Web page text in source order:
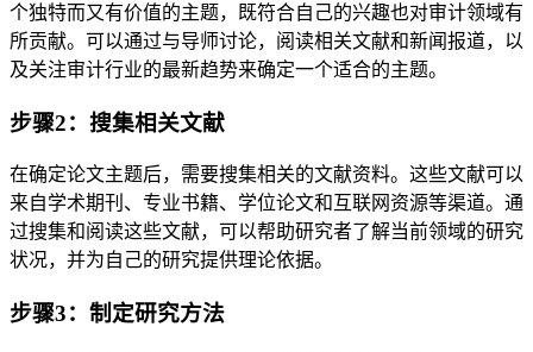
个独特而又有价值的主题，既符合自己的兴趣也对审计领域有
所贡献。可以通过与导师讨论，阅读相关文献和新闻报道，以
及关注审计行业的最新趋势来确定一个适合的主题。
步骤2：搜集相关文献
在确定论文主题后，需要搜集相关的文献资料。这些文献可以
来自学术期刊、专业书籍、学位论文和互联网资源等渠道。通
过搜集和阅读这些文献，可以帮助研究者了解当前领域的研究
状况，并为自己的研究提供理论依据。
步骤3：制定研究方法